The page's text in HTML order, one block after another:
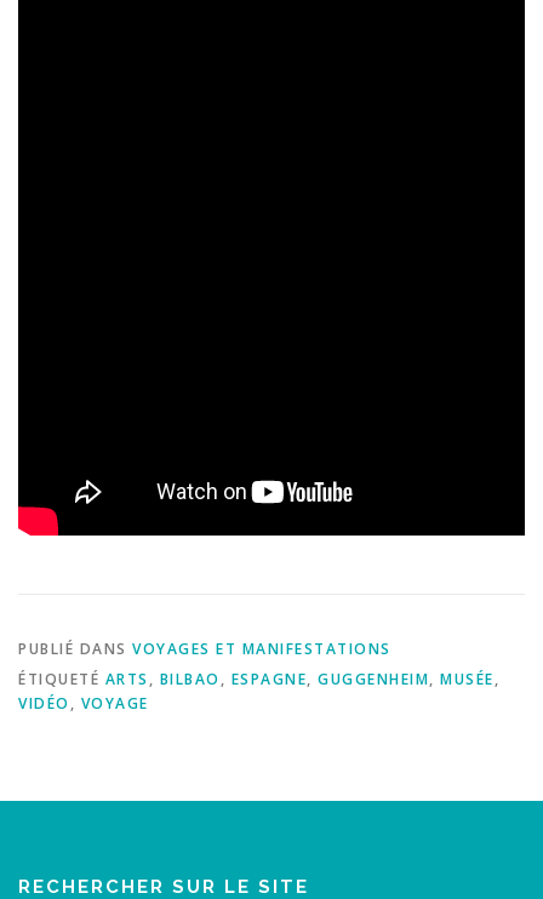
PUBLIÉ DANS VOYAGES ET MANIFESTATIONS
ÉTIQUETÉ ARTS, BILBAO, ESPAGNE, GUGGENHEIM, MUSÉE,
VIDÉO, VOYAGE
RECHERCHER SUR LE SITE